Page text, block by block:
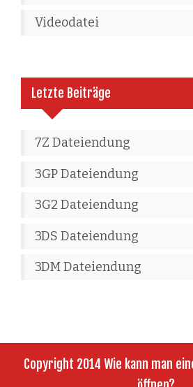
Videodatei
Letzte Beiträge
7Z Dateiendung
3GP Dateiendung
3G2 Dateiendung
3DS Dateiendung
3DM Dateiendung
Copyright 2014 Wie kann man